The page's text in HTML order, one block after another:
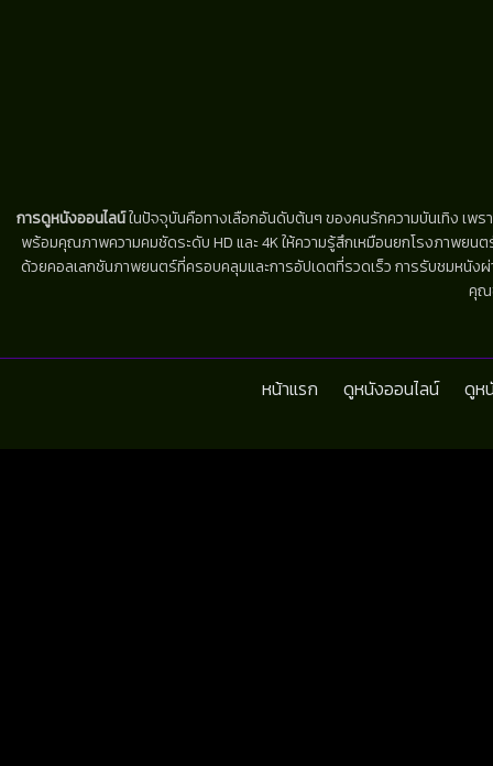
การดูหนังออนไลน์ในปัจจุบันคือทางเลือกอันดับต้นๆ ของคนรักความบันเทิง เพร
พร้อมคุณภาพความคมชัดระดับ HD และ 4K ให้ความรู้สึกเหมือนยกโรงภาพยน
ด้วยคอลเลกชันภาพยนตร์ที่ครอบคลุมและการอัปเดตที่รวดเร็ว การรับชมหนัง
คุณ
หน้าแรก ดูหนังออนไลน์ ดูห